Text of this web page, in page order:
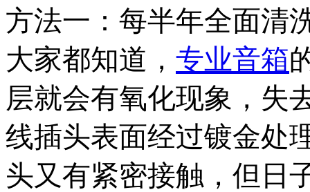
方法一：每半年全面清
大家都知道， 专业音箱
层就会有氧化现象，失
线插头表面经过镀金处
头又有紧密接触，但日